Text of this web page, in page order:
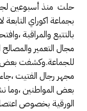
حلت منذ أسبوعين لجنة
بجماعة اكوراي
بالتتبع والمراقبة
مجال التعمير
للجماعة.وكشفت بعض
مجهر رجال الفتيت
بعض المواطنين ،وما
الورقية بخصوص